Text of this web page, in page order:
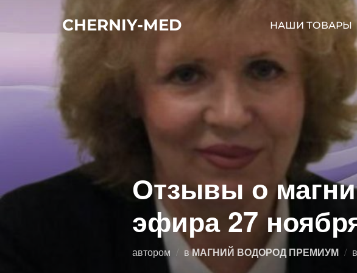
содержимому
CHERNIY-MED НАШИ ТОВАРЫ
Отзывы о
эфира 27
автором вМАГНИЙ ВОДОРОД ПРЕМИУМ